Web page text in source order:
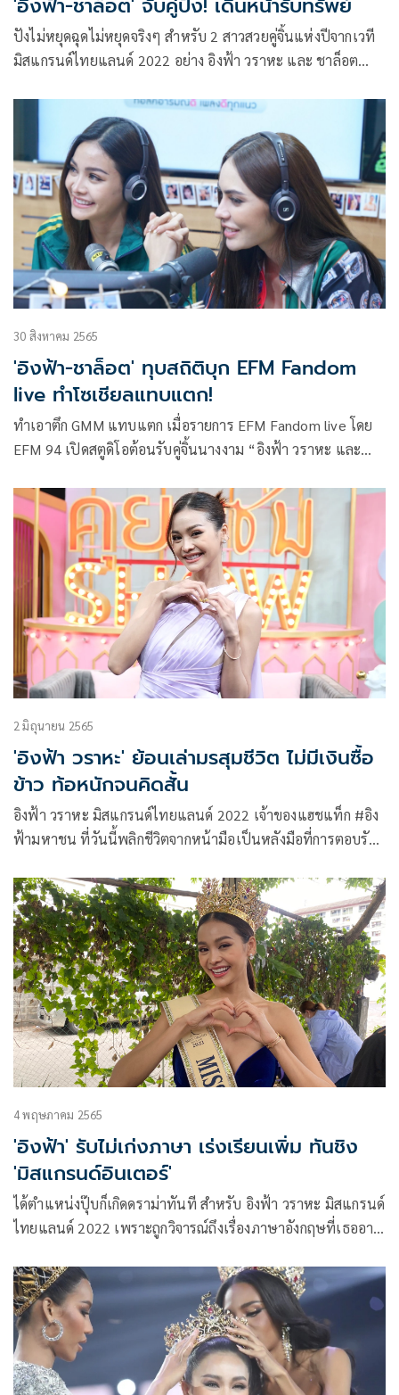
'อิงฟ้า-ชาล็อต' จับคู่ปัง! เดินหน้ารับทรัพย์
ปังไม่หยุดฉุดไม่หยุดจริงๆ สำหรับ 2 สาวสวยคู่จิ้นแห่งปีจากเวที
มิสแกรนด์ไทยแลนด์ 2022 อย่าง อิงฟ้า วราหะ และ ชาล็อต
ร่วมเฉลิมฉลองความสำเร็จ และสร้างสีสันความสนุกสนาน
ภายในงาน Wink White Celebrate
30 สิงหาคม 2565
'อิงฟ้า-ชาล็อต' ทุบสถิติบุก EFM Fandom
live ทำโซเชียลแทบแตก!
ทำเอาตึก GMM แทบแตก เมื่อรายการ EFM Fandom live โดย
EFM 94 เปิดสตูดิโอต้อนรับคู่จิ้นนางงาม “อิงฟ้า วราหะ และ
สถิติใหม่ทำยอดรับชมทุกช่องทางทั้ง Facebook , Tiktok ของ
EFM94 และ YouTube Atimeonline สูงสุด เรียกว่าโซเชี่ยลแทบ
ล่ม และยังสร้างปรากฏการณ์ไว้เพียบ อาทิ ยอดชมรายการสด 4
หมื่นกว่า, ติดเทรนด์ทวิตเตอร์อันดับ 1 ประเทศไทย, ยอดทวิต
ทะลุ 1 ล้านในเวลาไม่ถึง 24 ชั่วโมง, ยอดเข้าถึง (Reach) กว่า
1,400,000+ ครั้ง เป็นต้น
2 มิถุนายน 2565
'อิงฟ้า วราหะ' ย้อนเล่ามรสุมชีวิต ไม่มีเงินซื้อ
ข้าว ท้อหนักจนคิดสั้น
อิงฟ้า วราหะ มิสแกรนด์ไทยแลนด์ 2022 เจ้าของแฮชแท็ก #อิง
ฟ้ามหาชน ที่วันนี้พลิกชีวิตจากหน้ามือเป็นหลังมือที่การตอบรับ
ไม่รู้ และวินาทีสูญเสียคุณพ่อที่ทำเอาชีวิตเครียดหนักถึงขั้นคิดฆ่า
ตัวตายมาแล้วหลายครั้ง ผ่านทางรายการ คุยแซ่บshow ทางช่อง
วัน31
4 พฤษภาคม 2565
'อิงฟ้า' รับไม่เก่งภาษา เร่งเรียนเพิ่ม ทันชิง
'มิสแกรนด์อินเตอร์'
ได้ตำแหน่งปุ๊บก็เกิดดราม่าทันที สำหรับ อิงฟ้า วราหะ มิสแกรนด์
ไทยแลนด์ 2022 เพราะถูกวิจารณ์ถึงเรื่องภาษาอังกฤษที่เธออาจ
ในเวทีนานาชาติอาจจะเป็นอุปสรรคต่อการคว้ามงกุฏ ล่าสุดอิง
ฟ้า มาร่วมทำกิจกรรมกับทาง หงส์ทอง.COM โดยมีผู้บริหารคน
เก่ง ฐิตาภา ธนทรัพย์ปรีชาญ ให้การต้อนรับ พร้อมกับเปิดใจว่า